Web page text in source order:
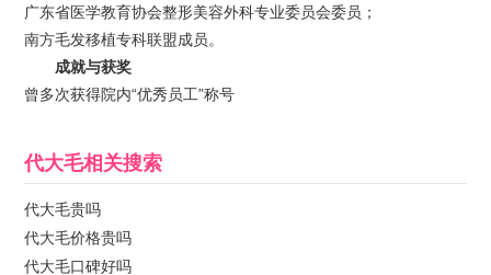
广东省医学教育协会整形美容外科专业委员会委员；
南方毛发移植专科联盟成员。
成就与获奖
曾多次获得院内“优秀员工”称号
代大毛相关搜索
代大毛贵吗
代大毛价格贵吗
代大毛口碑好吗